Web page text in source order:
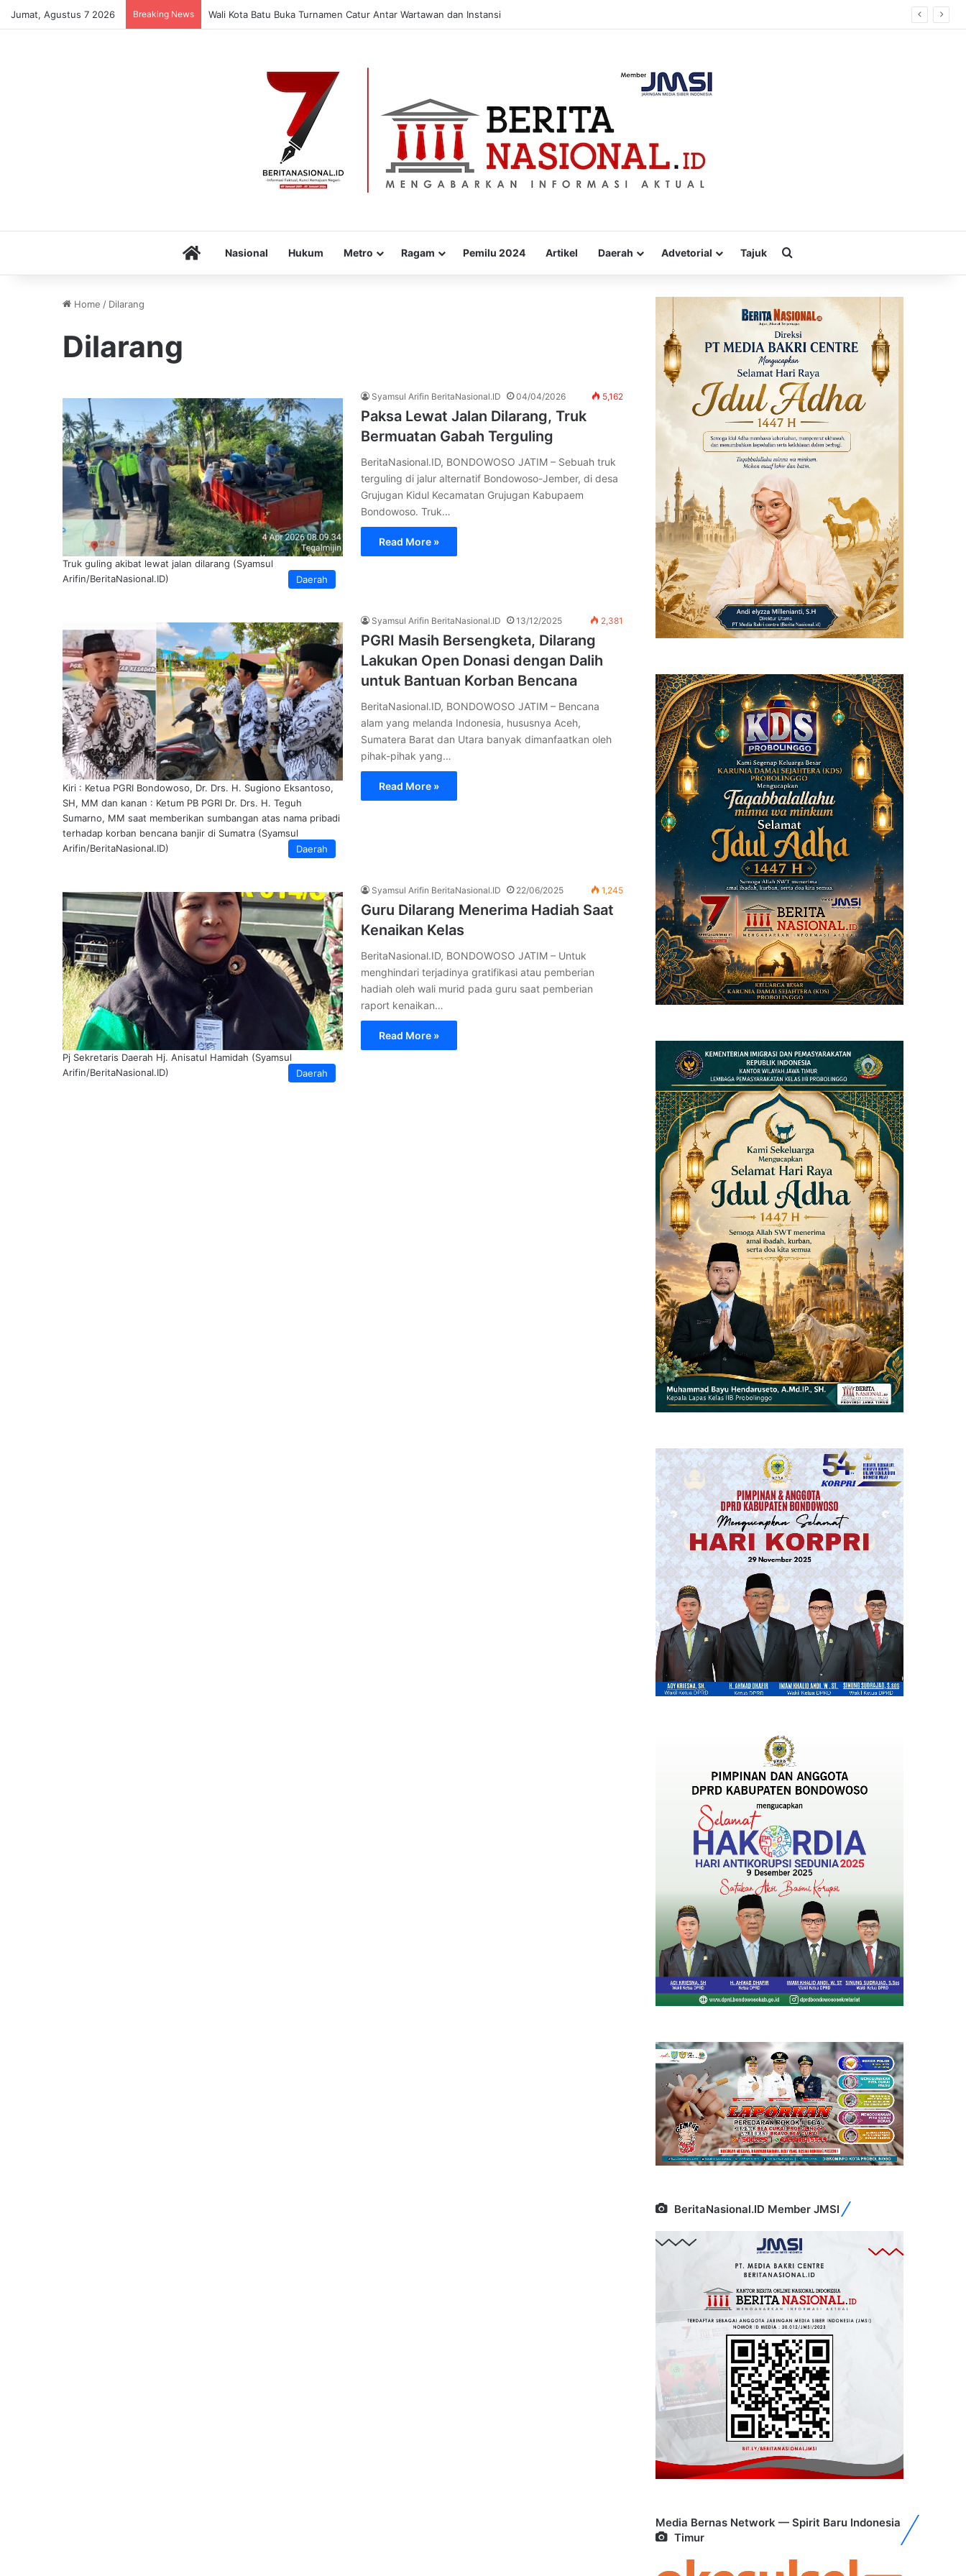
Jumat, Agustus 7 2026 Breaking News Wali Kota Batu Buka Turnamen Catur Antar Wartawan dan Instansi
HomeNasional Hukum Metro Ragam Pemilu 2024 Artikel Daerah Advetorial Tajuk
Home / Dilarang
Dilarang
Daerah
Truk guling akibat lewat jalan dilarang (Syamsul
Arifin/BeritaNasional.ID)
Syamsul Arifin BeritaNasional.ID 04/04/2026 5,162
Paksa Lewat Jalan Dilarang, Truk
Bermuatan Gabah Terguling
BeritaNasional.ID, BONDOWOSO JATIM – Sebuah truk
terguling di jalur alternatif Bondowoso-Jember, di desa
Grujugan Kidul Kecamatan Grujugan Kabupaem
Bondowoso. Truk…
Read More »
Daerah
Kiri : Ketua PGRI Bondowoso, Dr. Drs. H. Sugiono Eksantoso,
SH, MM dan kanan : Ketum PB PGRI Dr. Drs. H. Teguh
Sumarno, MM saat memberikan sumbangan atas nama pribadi
terhadap korban bencana banjir di Sumatra (Syamsul
Arifin/BeritaNasional.ID)
Syamsul Arifin BeritaNasional.ID 13/12/2025 2,381
PGRI Masih Bersengketa, Dilarang
Lakukan Open Donasi dengan Dalih
untuk Bantuan Korban Bencana
BeritaNasional.ID, BONDOWOSO JATIM – Bencana
alam yang melanda Indonesia, hususnya Aceh,
Sumatera Barat dan Utara banyak dimanfaatkan oleh
pihak-pihak yang…
Read More »
Daerah
Pj Sekretaris Daerah Hj. Anisatul Hamidah (Syamsul
Arifin/BeritaNasional.ID)
Syamsul Arifin BeritaNasional.ID 22/06/2025 1,245
Guru Dilarang Menerima Hadiah Saat
Kenaikan Kelas
BeritaNasional.ID, BONDOWOSO JATIM – Untuk
menghindari terjadinya gratifikasi atau pemberian
hadiah oleh wali murid pada guru saat pemberian
raport kenaikan…
Read More »
BeritaNasional.ID Member JMSI
Media Bernas Network — Spirit Baru Indonesia
Timur